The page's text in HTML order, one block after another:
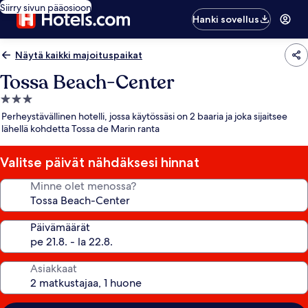
Siirry sivun pääosioon
Hanki sovellus
Näytä kaikki majoituspaikat
Tossa Beach-Center
3.0
tähden
majoituspaikka
Perheystävällinen hotelli, jossa käytössäsi on 2 baaria ja joka sijaitsee
lähellä kohdetta Tossa de Marin ranta
Valitse päivät nähdäksesi hinnat
Minne olet menossa?
Päivämäärät
Asiakkaat